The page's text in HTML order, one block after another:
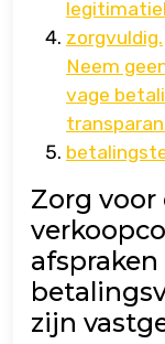
zorgvuldig.
Neem
vage
Zorg
afspraken
zijn